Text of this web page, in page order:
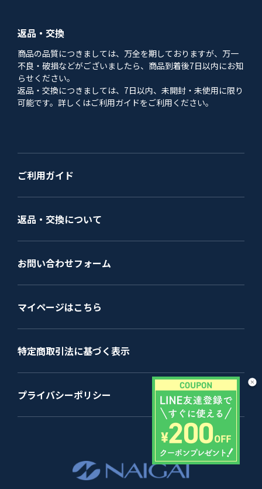
返品・交換
商品の品質につきましては、万全を期しておりますが、万一
不良・破損などがございましたら、商品到着後7日以内にお知
らせください。
返品・交換につきましては、7日以内、未開封・未使用に限り
可能です。詳しくはご利用ガイドをご利用ください。
ご利用ガイド
返品・交換について
お問い合わせフォーム
マイページはこちら
特定商取引法に基づく表示
プライバシーポリシー